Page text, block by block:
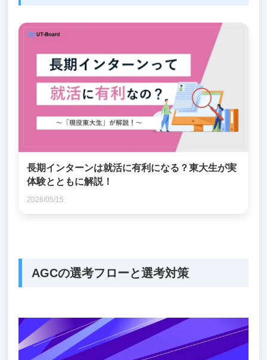
長期インターンは就活に有利になる？東大生が実
体験とともに解説！
2026/05/15
AGCの選考フローと選考対策